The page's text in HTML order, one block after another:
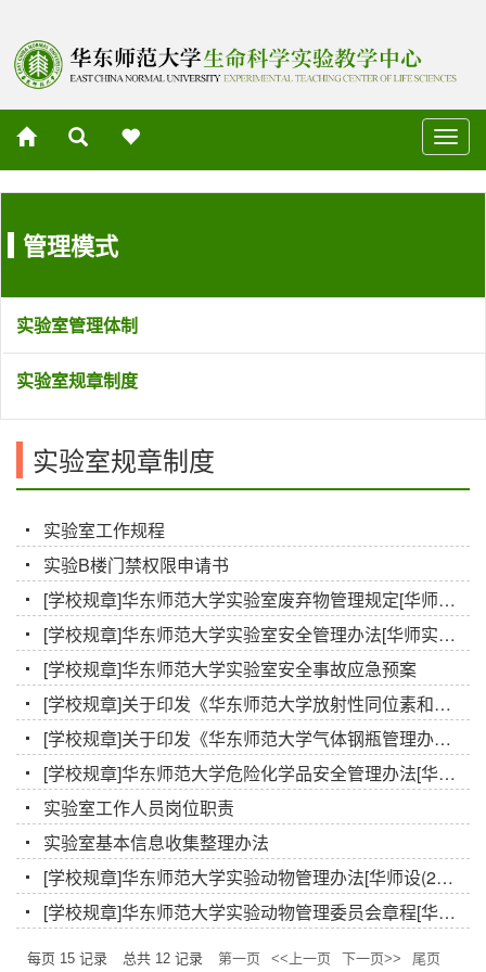
切
换
管理模式
实验室管理体制
实验室规章制度
实验室规章制度
实验室工作规程
实验B楼门禁权限申请书
[学校规章]华东师范大学实验室废弃物管理规定[华师实设(2018)7号]
[学校规章]华东师范大学实验室安全管理办法[华师实设(2018)5号]
[学校规章]华东师范大学实验室安全事故应急预案
[学校规章]关于印发《华东师范大学放射性同位素和射线装置管理办法》的通知
[学校规章]关于印发《华东师范大学气体钢瓶管理办法(试行）》的通知
[学校规章]华东师范大学危险化学品安全管理办法[华师设(2014)5号]
实验室工作人员岗位职责
实验室基本信息收集整理办法
[学校规章]华东师范大学实验动物管理办法[华师设(2014)6号]
[学校规章]华东师范大学实验动物管理委员会章程[华师设(2010)1号]
每页 15 记录 总共 12 记录 第一页 <<上一页 下一页>> 尾页